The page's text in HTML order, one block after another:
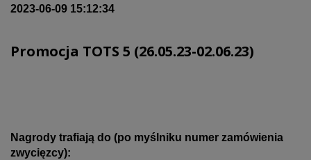
2023-06-09 15:12:34
Promocja TOTS 5 (26.05.23-02.06.23)
Nagrody trafiają do (po myślniku numer zamówienia
zwycięzcy):